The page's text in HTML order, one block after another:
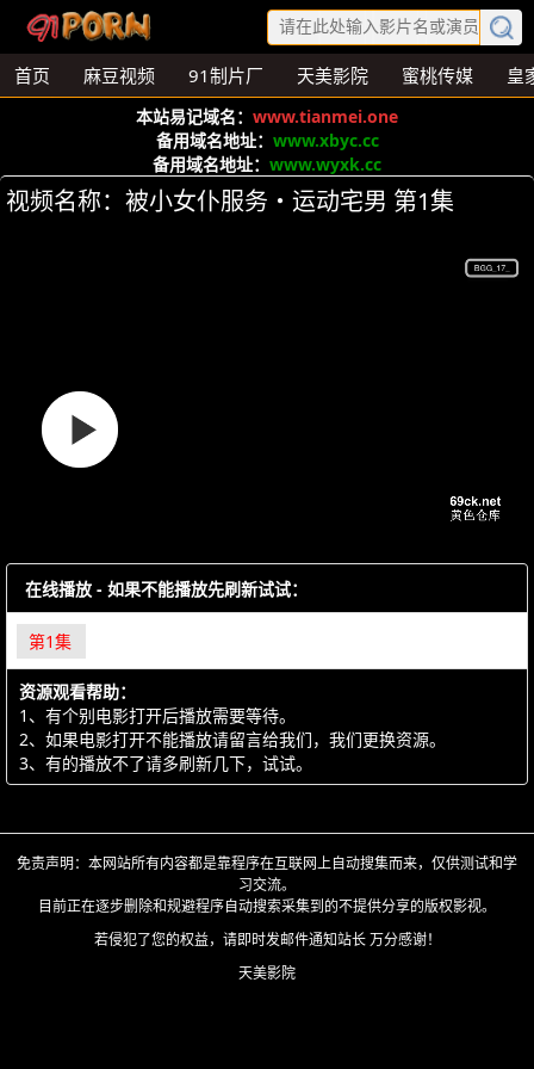
首页 麻豆视频 91制片厂 天美影院 蜜桃传媒 皇
本站易记域名： www.tianmei.one
备用域名地址： www.xbyc.cc
备用域名地址： www.wyxk.cc
视频名称：被小女仆服务・运动宅男 第1集
在线播放 - 如果不能播放先刷新试试：
第1集
资源观看帮助：
1、有个别电影打开后播放需要等待。
2、如果电影打开不能播放请留言给我们，我们更换资源。
3、有的播放不了请多刷新几下，试试。
免责声明：本网站所有内容都是靠程序在互联网上自动搜集而来，仅供测试和学
习交流。
目前正在逐步删除和规避程序自动搜索采集到的不提供分享的版权影视。
若侵犯了您的权益，请即时发邮件通知站长 万分感谢！
天美影院